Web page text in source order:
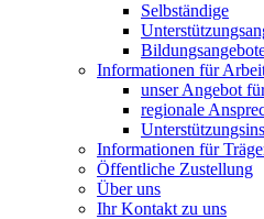
Selbständige
Informationen für
unser Angebot
regionale
Informationen für
Öffentliche Zustellung
Über uns
Ihr Kontakt zu uns